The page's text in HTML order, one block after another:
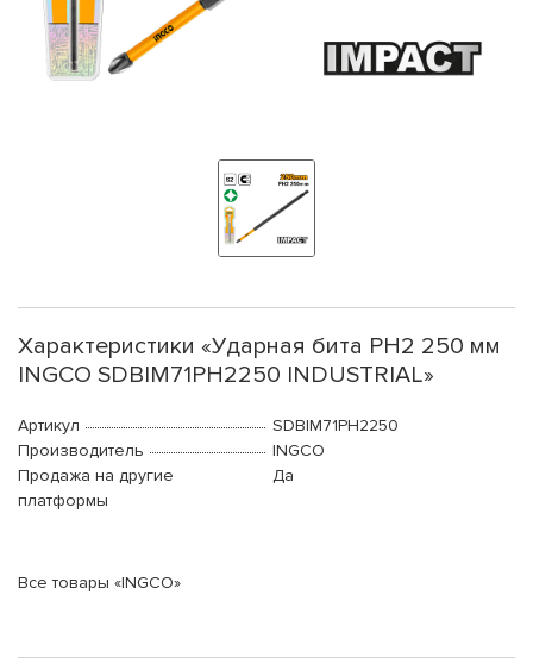
Характеристики «Ударная бита PH2 250 мм
INGCO SDBIM71PH2250 INDUSTRIAL»
Артикул
SDBIM71PH2250
Производитель
INGCO
Продажа на другие
платформы
Да
Все товары «INGCO»